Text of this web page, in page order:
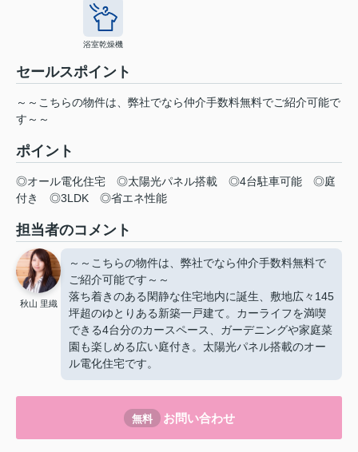
浴室乾燥機
セールスポイント
～～こちらの物件は、弊社でなら仲介手数料無料でご紹介可能で
す～～
ポイント
◎オール電化住宅 ◎太陽光パネル搭載 ◎4台駐車可能
◎庭
付き
◎3LDK ◎省エネ性能
担当者のコメント
秋山 里織
～～こちらの物件は、弊社でなら仲介手数料無料で
ご紹介可能です～～
落ち着きのある閑静な住宅地内に誕生、敷地広々145
坪超のゆとりある新築一戸建て。カーライフを満喫
できる4台分のカースペース、ガーデニングや家庭菜
園も楽しめる広い庭付き。太陽光パネル搭載のオー
ル電化住宅です。
無料 お問い合わせ